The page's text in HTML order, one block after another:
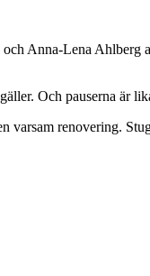
Anna-Lena Ahlberg
Och pauserna är
varsam renovering.